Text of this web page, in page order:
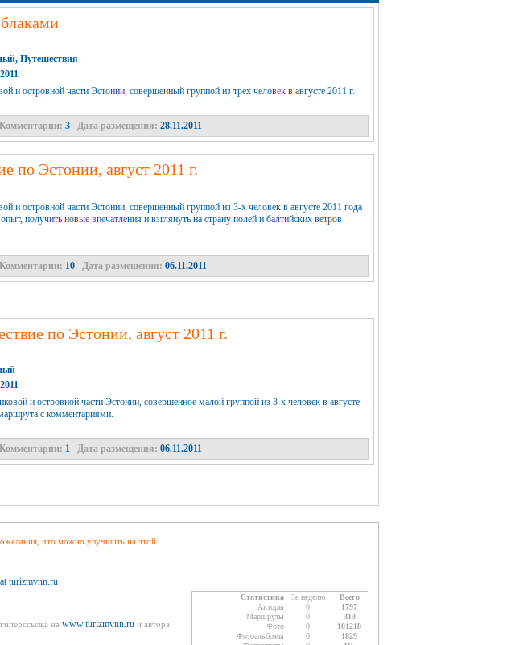
, Путешествия
и островной части Эстонии, совершенный группой из трех человек в августе 2011 г.
Комментарии: 3 Дата размещения: 28.11.2011
по Эстонии, август 2011 г.
и островной части Эстонии, совершенный группой из 3-х человек в августе 2011 года
получить новые впечатления и взглянуть на страну полей и балтийских ветров
Комментарии: 10 Дата размещения: 06.11.2011
по Эстонии, август 2011 г.
и островной части Эстонии, совершенное малой группой из 3-х человек в августе
с комментариями.
Комментарии: 1 Дата размещения: 06.11.2011
что можно улучшить на этой
turizmvnn.ru
на www.turizmvnn.ruи автора
Статистика За неделю
Всего
Авторы
0
1797
Маршруты
0
313
Фото
0
101218
Фотоальбомы
0
1829